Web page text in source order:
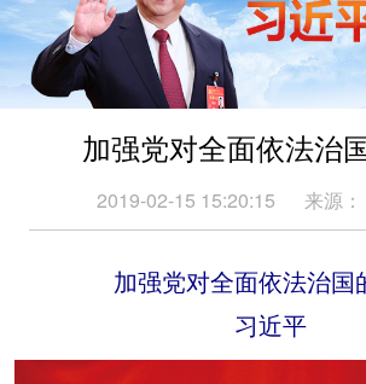
加强党对全面依法治
2019-02-15 15:20:15 来源：
加强党对全面依法治国
习近平